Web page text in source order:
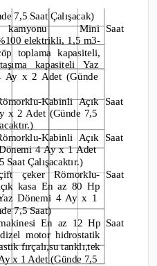
7,5 Saat Çalışacak)
kamyonu MiniSaat
elektrikli, 1,5 m3-
toplama kapasiteli,
kapasiteli Yaz
Ay x 2 Adet (Günde
-Kabinli AçıkSaat
x 2 Adet (Günde 7,5
-Kabinli Açık Saat
Dönemi 4 Ay x 1 Adet
Saat Çalışacaktır.)
çeker Römorklu- Saat
kasa Enaz 80 Hp
Dönemi 4 Ay x 1
7,5 Saat)
En az 12 Hp Saat
dizel motor hidrostatik
fırçalı,su tanklı,tek
x 1 Adet (Günde 7,5